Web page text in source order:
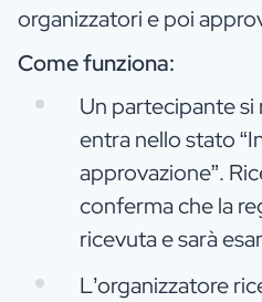
organizzatori e poi
Come funziona:
Un partecipante
entra nello stato
approvazione”.
conferma che la
ricevuta e sarà
L’organizzatore